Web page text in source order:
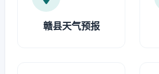
赣县天气预报